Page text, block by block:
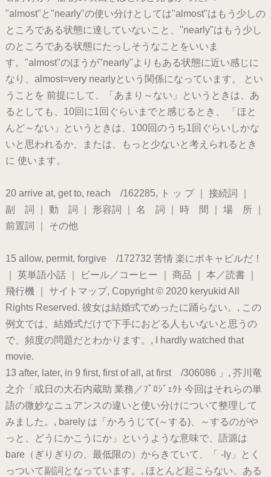
"almost"と"nearly"の使い分けとしては"almost"はもう少しの
ところである状態に達していないこと、"nearly"はもう少し
のところである状態にたっしそうなことをいいま
す。"almost"のほうが"nearly"よりもある状態に近い感じに
なり、almost=very nearlyという関係になっています。 とい
うことを 前提にして、「あまり～ない」というときは、あ
るとしても、10回に1回ぐらいまでと感じるとき、 「ほと
んど～ない」というときは、100回のうち1回ぐらいしかな
いと思われるか、または、もっと少ないと考えられるとき
に 使います。
20 arrive at, get to, reach /162285, ト ッ プ ｜ 接続詞 ｜
副 詞 ｜ 動 詞 ｜ 形容詞 ｜ 名 詞 ｜ 時 間 ｜ 場 所 ｜
前置詞 ｜ その他
15 allow, permit, forgive /172732 苦情 楽にボキャビルだ！
｜ 英単語小話 ｜ ビール／コーヒー ｜ 商品 ｜ 本／読書 ｜
飛行機 ｜ サイトマップ, Copyright © 2020 keryukid All
Rights Reserved. 彼女は結婚式でめったに踊らない。, この
例文では、結婚式だけで下手におどる人もいないと思うの
で、頻度の問題だとわかります。, I hardly watched that
movie.
13 after, later, in 9 first, first of all, at first /306086 」, 芥川竜
之介「或日の大石内蔵助 業務／ﾌﾟﾛｼﾞｪｸﾄ 今回はそれらの単
語の微妙なニュアンスの違いと使い分けについて整理して
みました。, barely は「かろうじて(～する)、～するのがや
っと、どうにかこうにか」というような意味で、語源は
bare（ぎりぎりの、最低限の）からきていて、「 -ly」とく
っついて副詞となっています。, ほとんど起こらない、ある